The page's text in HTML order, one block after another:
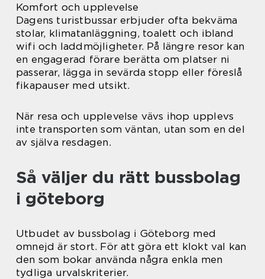
Komfort och upplevelse
Dagens turistbussar erbjuder ofta bekväma
stolar, klimatanläggning, toalett och ibland
wifi och laddmöjligheter. På längre resor kan
en engagerad förare berätta om platser ni
passerar, lägga in sevärda stopp eller föreslå
fikapauser med utsikt.
När resa och upplevelse vävs ihop upplevs
inte transporten som väntan, utan som en del
av själva resdagen.
Så väljer du rätt bussbolag
i göteborg
Utbudet av bussbolag i Göteborg med
omnejd är stort. För att göra ett klokt val kan
den som bokar använda några enkla men
tydliga urvalskriterier.